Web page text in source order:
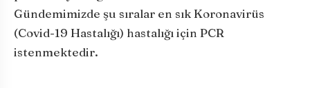
Gündemimizde şu sıralar en sık Koronavirüs
(Covid-19 Hastalığı) hastalığı için PCR
istenmektedir.